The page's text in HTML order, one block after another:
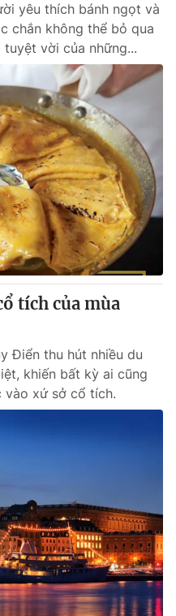
yêu thích bánh ngọt và
chắn không thể bỏ qua
vời của những...
tích của mùa
Điển thu hút nhiều du
khiến bất kỳ ai cũng
vào xứ sở cổ tích.